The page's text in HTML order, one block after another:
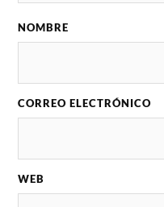
NOMBRE
CORREO ELECTRÓNICO
WEB